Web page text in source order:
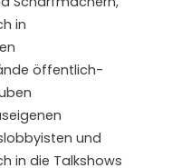
in
öffentlich-
und
in die Talkshows